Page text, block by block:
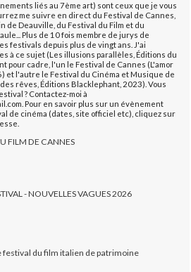
liés au 7ème art) sont ceux que je vous
me suivre en direct du Festival de Cannes,
de Deauville, du Festival du Film et du
Plus de 10 fois membre de jurys de
festivals depuis plus de vingt ans. J'ai
à ce sujet (Les illusions parallèles, Éditions du
pour cadre, l'un le Festival de Cannes (L'amor
et l'autre le Festival du Cinéma et Musique de
rêves, Éditions Blacklephant, 2023). Vous
? Contactez-moi à
Pour en savoir plus sur un évènement
de cinéma (dates, site officiel etc), cliquez sur
FILM DE CANNES
- NOUVELLES VAGUES 2026
festival du film italien de patrimoine